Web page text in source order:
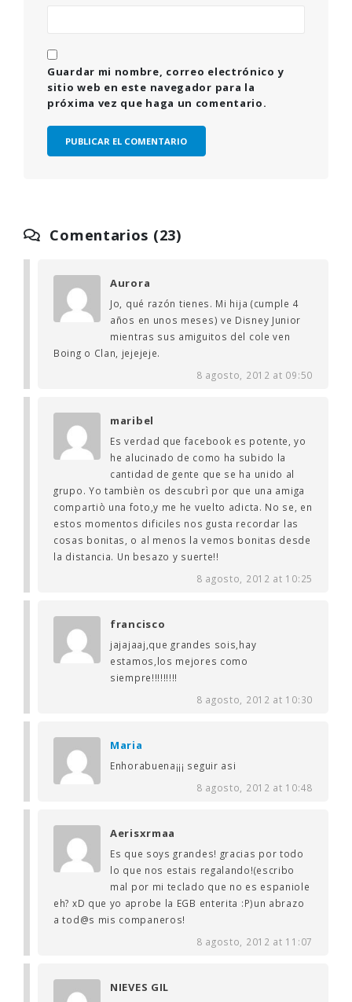
Guardar mi nombre, correo electrónico y
sitio web en este navegador para la
próxima vez que haga un comentario.
Comentarios (23)
Aurora
Jo, qué razón tienes. Mi hija (cumple 4
años en unos meses) ve Disney Junior
mientras sus amiguitos del cole ven
Boing o Clan, jejejeje.
8 agosto, 2012 at 09:50
maribel
Es verdad que facebook es potente, yo
he alucinado de como ha subido la
cantidad de gente que se ha unido al
grupo. Yo tambièn os descubrì por que una amiga
compartiò una foto,y me he vuelto adicta. No se, en
estos momentos dificiles nos gusta recordar las
cosas bonitas, o al menos la vemos bonitas desde
la distancia. Un besazo y suerte!!
8 agosto, 2012 at 10:25
francisco
jajajaaj,que grandes sois,hay
estamos,los mejores como
siempre!!!!!!!!!
8 agosto, 2012 at 10:30
Maria
Enhorabuena¡¡¡ seguir asi
8 agosto, 2012 at 10:48
Aerisxrmaa
Es que soys grandes! gracias por todo
lo que nos estais regalando!(escribo
mal por mi teclado que no es espaniole
eh? xD que yo aprobe la EGB enterita :P)un abrazo
a tod@s mis companeros!
8 agosto, 2012 at 11:07
NIEVES GIL